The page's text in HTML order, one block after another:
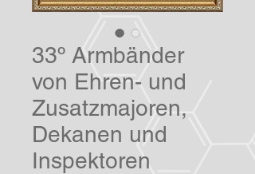
33º Armbänder
von Ehren- und
Zusatzmajoren,
Dekanen und
Inspektoren